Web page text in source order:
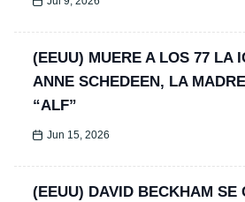
(EEUU) MUERE A LOS 77 LA
ANNE SCHEDEEN, LA
“ALF”
Jun 15, 2026
(EEUU) DAVID BECKHAM SE